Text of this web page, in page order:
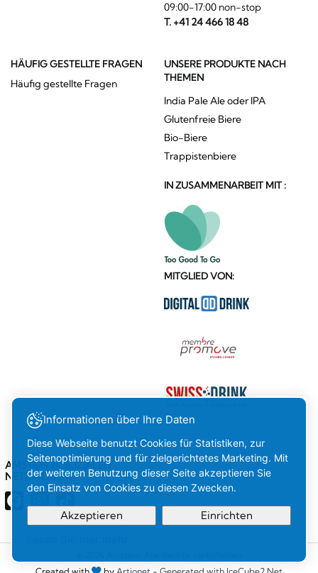
09:00-17:00 non-stop
T. +41 24 466 18 48
HÄUFIG GESTELLTE FRAGEN
Häufig gestellte Fragen
UNSERE PRODUKTE NACH
THEMEN
India Pale Ale oder IPA
Glutenfreie Biere
Bio-Biere
Trappistenbiere
IN ZUSAMMENARBEIT MIT :
MITGLIED VON:
AMSTEIN IN SOZIALEN
NETZWERKEN
Informationen über Ihre Daten
Diese Webseite benutzt Cookies für Statistiken, zur
Seitenoptimierung und für zielgerichtetes Marketing. Mit
der weiteren Benutzung dieser Seite akzeptieren Sie
den Einsatz von Cookies zu diesen Zwecken.
Akzeptieren Einrichten